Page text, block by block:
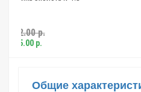
Общие